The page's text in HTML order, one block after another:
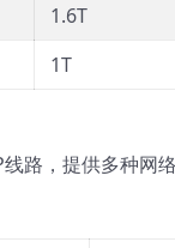
1.6T
1T
路，提供多种网